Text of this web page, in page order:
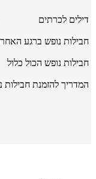
דילים לכרתים
חבילות נופש ברגע
חבילות נופש הכול כלול
המדריך להזמנת חבילות